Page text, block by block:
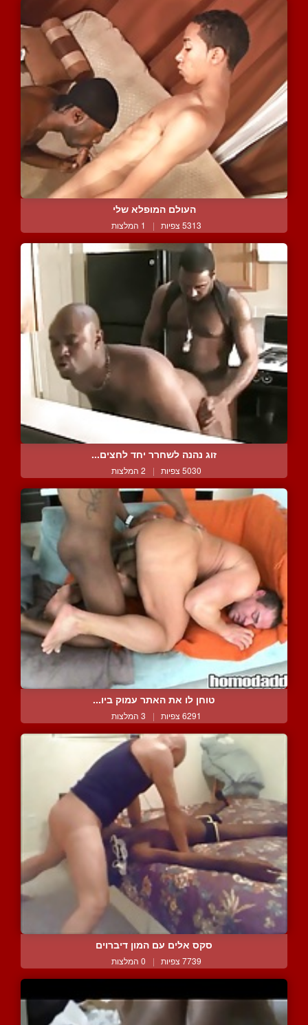
העולם המופלא שלי
5313 צפיות | 1 המלצות
זוג נהנה לשחרר יחד לחצים...
5030 צפיות | 2 המלצות
טוחן לו את האתר עמוק ביו...
6291 צפיות | 3 המלצות
סקס אלים עם המון דיברוים
7739 צפיות | 0 המלצות